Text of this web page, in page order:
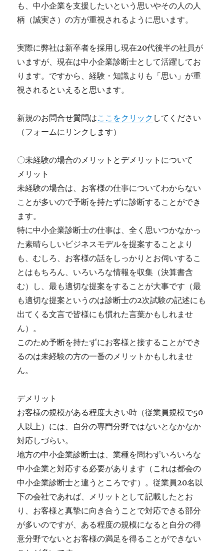
も、中小企業を支援したいという思いやその人の人
柄（誠実さ）の方が重視されるように思います。
実際に弊社は新卒者を採用し現在20代後半の社員が
いますが、現在は中小企業診断士として活躍してお
ります。ですから、経験・知識よりも「思い」が重
視されるといえると思います。
新規のお問合せ質問はここをクリック してください
（フォームにリンクします）
〇未経験の場合のメリットとデメリットについて
メリット
未経験の場合は、お客様の仕事についてわからない
ことが多いので予断を持たずに診断することができ
ます。
特に中小企業診断士の仕事は、全く思いつかなかっ
た素晴らしいビジネスモデルを提案することより
も、むしろ、お客様の話をしっかりとお伺いするこ
とはもちろん、いろいろな情報を収集（決算書含
む）し、最も適切な提案をすることが大事です（最
も適切な提案というのは診断士の2次試験の記述にも
出てくる文言で皆様にも慣れた言葉かもしれませ
ん）。
このため予断を持たずにお客様と接することができ
るのは未経験の方の一番のメリットかもしれませ
ん。
デメリット
お客様の規模がある程度大きい時（従業員規模で50
人以上）には、自分の専門分野ではないとなかなか
対応しづらい。
地方の中小企業診断士は、業種を問わずいろいろな
中小企業と対応する必要があります（これは都会の
中小企業診断士と違うところです）。従業員20名以
下の会社であれば、メリットとして記載したとお
り、お客様と真摯に向き合うことで対応できる部分
が多いのですが、ある程度の規模になると自分の得
意分野でないとお客様の満足を得ることができない